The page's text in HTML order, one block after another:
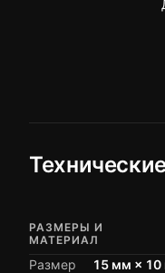
РАЗМЕРЫ И
МАТЕРИАЛ
Размер
15 мм × 10